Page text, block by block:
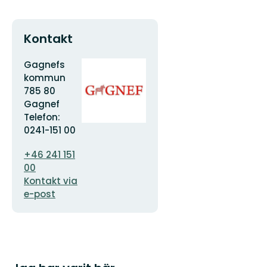
Kontakt
Adress
Gagnefs
kommun
785 80
Gagnef
Telefon:
0241-151 00
postadress
+46 241 151
00
Kontakt via
e-post